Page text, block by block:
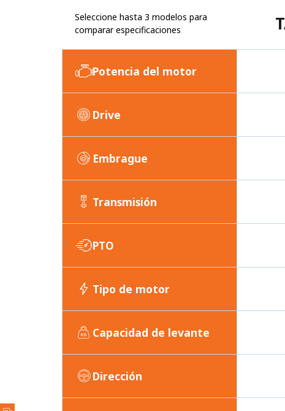
Seleccione hasta 3 modelos para
comparar especificaciones
Potencia del motor
Drive
Embrague
Transmisión
PTO
Tipo de motor
Capacidad de levante
Dirección